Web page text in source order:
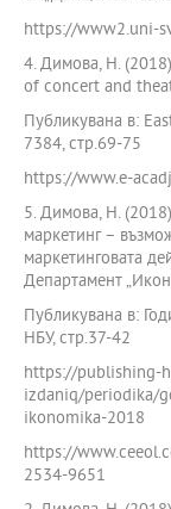
https://www2.uni-
4. Димова, Н.
of concert and
Публикувана в:
7384, стр.69-75
https://www.e-
5. Димова, Н.
маркетинг –
маркетинговата
Департамент
Публикувана в:
НБУ, стр.37-42
https://publishing-
izdaniq/periodika/
ikonomika-2018
https://
2534-9651